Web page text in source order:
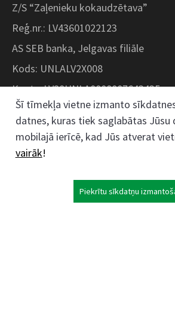
Z/S “Zaļenieku kokaudzētava”
Reģ.nr.: LV43601022123
AS SEB banka, Jelgavas filiāle
Kods: UNLALV2X008
Konts: LV28UNLA0008007643435
Kokaudzētavas iela 1,
pagasts, Jelgavas novads,
Šī tīmekļa vietne izmanto
datnes, kuras tiek saglabātas Jūsu
mobilajā ierīcē, kad Jūs atverat
vairāk!
Piekrītu sīkdatņu